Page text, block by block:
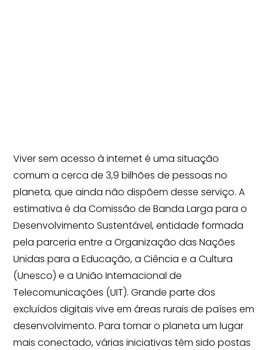
Viver sem acesso à internet é uma situação
comum a cerca de 3,9 bilhões de pessoas no
planeta, que ainda não dispõem desse serviço. A
estimativa é da Comissão de Banda Larga para o
Desenvolvimento Sustentável, entidade formada
pela parceria entre a Organização das Nações
Unidas para a Educação, a Ciência e a Cultura
(Unesco) e a União Internacional de
Telecomunicações (UIT). Grande parte dos
excluídos digitais vive em áreas rurais de países em
desenvolvimento. Para tornar o planeta um lugar
mais conectado, várias iniciativas têm sido postas